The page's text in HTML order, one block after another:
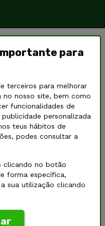
por
já!
para
terceiros para melhorar
no nosso site, bem como
funcionalidades de
personalizada
teus hábitos de
podes consultar a
clicando no botão
forma específica,
sua utilização clicando